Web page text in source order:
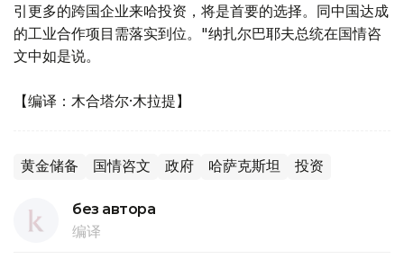
引更多的跨国企业来哈投资，将是首要的选择。同中国达成
的工业合作项目需落实到位。"纳扎尔巴耶夫总统在国情咨
文中如是说。
【编译：木合塔尔·木拉提】
黄金储备 国情咨文 政府 哈萨克斯坦 投资
без автора
编译